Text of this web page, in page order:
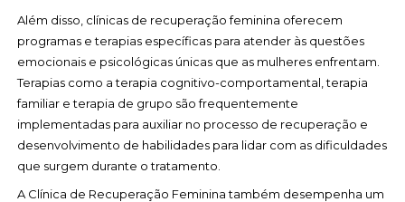
Além disso, clínicas de recuperação feminina oferecem
programas e terapias específicas para atender às questões
emocionais e psicológicas únicas que as mulheres enfrentam.
Terapias como a terapia cognitivo-comportamental, terapia
familiar e terapia de grupo são frequentemente
implementadas para auxiliar no processo de recuperação e
desenvolvimento de habilidades para lidar com as dificuldades
que surgem durante o tratamento.
A Clínica de Recuperação Feminina também desempenha um